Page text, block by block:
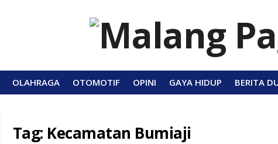
OLAHRAGA OTOMOTIF OPINI GAYA HIDUP BERITA
Tag: Kecamatan Bumiaji